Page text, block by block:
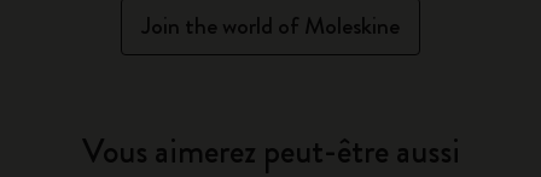
Join the world of Moleskine
Vous aimerez peut-être aussi